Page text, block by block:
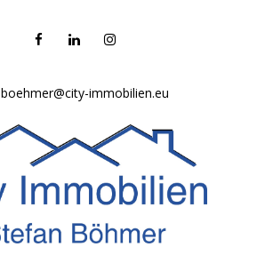
boehmer@city-immobilien.eu